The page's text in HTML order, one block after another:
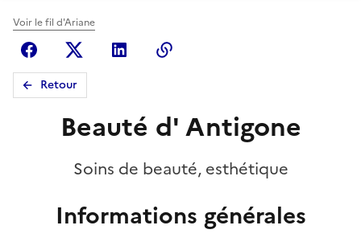
Voir le fil d'Ariane
FacebookX (anciennement Twitter)
Linkedin
Retour
Beauté d' Antigone
Soins de beauté, esthétique
Informations générales